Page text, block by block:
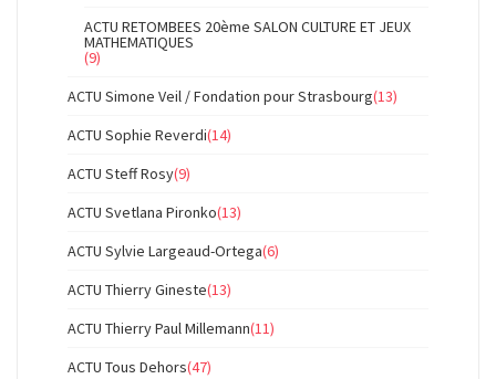
ACTU RETOMBEES 20ème SALON CULTURE ET JEUX
MATHEMATIQUES
(9)
ACTU Simone Veil / Fondation pour Strasbourg(13)
ACTU Sophie Reverdi(14)
ACTU Steff Rosy(9)
ACTU Svetlana Pironko(13)
ACTU Sylvie Largeaud-Ortega(6)
ACTU Thierry Gineste(13)
ACTU Thierry Paul Millemann(11)
ACTU Tous Dehors(47)